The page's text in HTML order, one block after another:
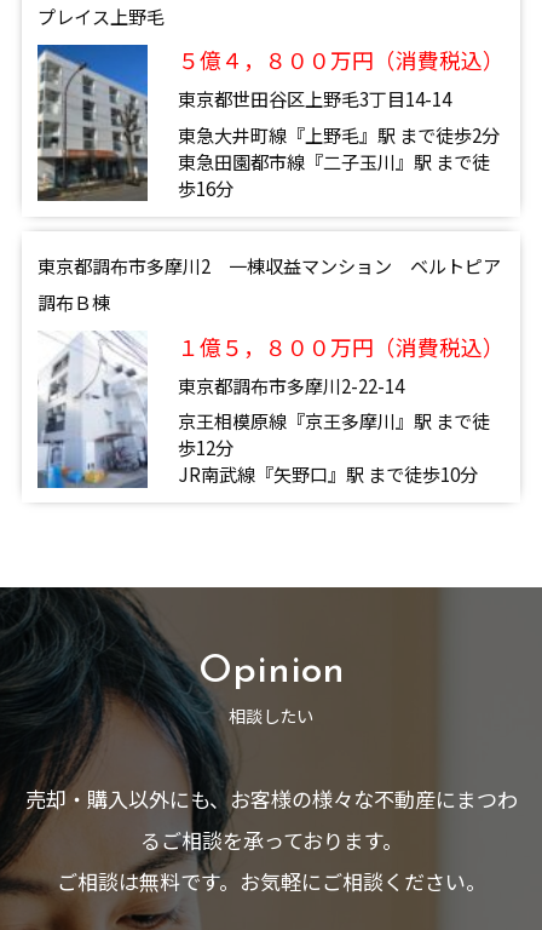
プレイス上野毛
５億４，８００万円（消費税込）
東京都世田谷区上野毛3丁目14-14
東急大井町線『上野毛』駅 まで徒歩2分
東急田園都市線『二子玉川』駅 まで徒
歩16分
東京都調布市多摩川2 一棟収益マンション ベルトピア
調布Ｂ棟
１億５，８００万円（消費税込）
東京都調布市多摩川2-22-14
京王相模原線『京王多摩川』駅 まで徒
歩12分
JR南武線『矢野口』駅 まで徒歩10分
Opinion
相談したい
売却・購入以外にも、お客様の様々な不動産にまつわ
るご相談を承っております。
ご相談は無料です。お気軽にご相談ください。